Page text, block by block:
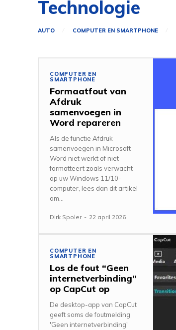
Technologie
AUTO COMPUTER EN SMARTPHONE
COMPUTER EN
SMARTPHONE
Formaatfout van
Afdruk
samenvoegen in
Word repareren
Als de functie Afdruk
samenvoegen in Microsoft
Word niet werkt of niet
formatteert zoals verwacht
op uw Windows 11/10-
computer, lees dan dit artikel
om...
Dirk Spoler - 22 april 2026
COMPUTER EN
SMARTPHONE
Los de fout “Geen
internetverbinding”
op CapCut op
De desktop-app van CapCut
geeft soms de foutmelding
'Geen internetverbinding'